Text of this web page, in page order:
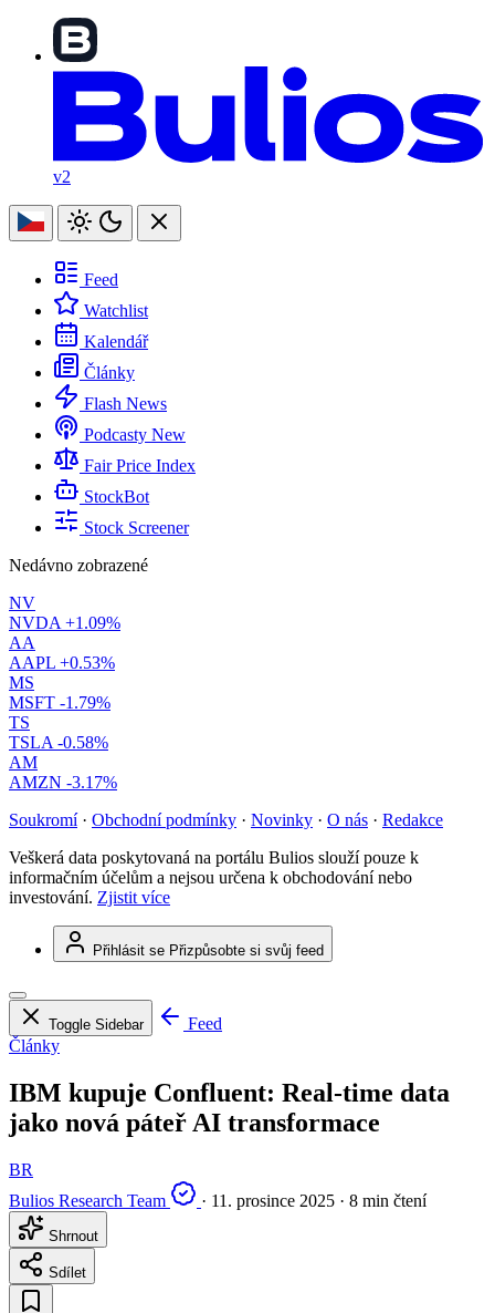
v2
Feed
Watchlist
Kalendář
Články
Flash News
Podcasty New
Fair Price Index
StockBot
Stock Screener
Nedávno zobrazené
NV
NVDA +1.09%
AA
AAPL +0.53%
MS
MSFT -1.79%
TS
TSLA -0.58%
AM
AMZN -3.17%
Soukromí · Obchodní podmínky · Novinky · O nás · Redakce
Veškerá data poskytovaná na portálu Bulios slouží pouze k
informačním účelům a nejsou určena k obchodování nebo
investování. Zjistit více
Přihlásit se Přizpůsobte si svůj feed
Toggle Sidebar
Feed
Články
IBM kupuje Confluent: Real-time data
jako nová páteř AI transformace
BR
Bulios Research Team
· 11. prosince 2025 · 8 min čtení
Shrnout
Sdílet